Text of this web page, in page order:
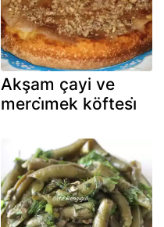
Akşam çayi ve
merci̇mek köftesi̇